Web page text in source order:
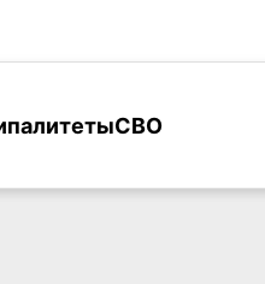
СВО